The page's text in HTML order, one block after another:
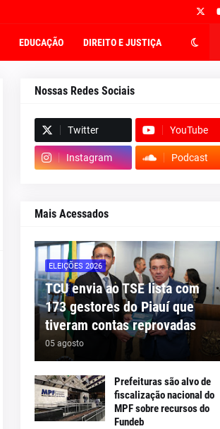
EDUCAÇÃO DIREITO E JUSTIÇA
Nossas Redes Sociais
Twitter YouTube
Instagram Podcast
Mais Acessados
ELEIÇÕES 2026
TCU envia ao TSE lista com
173 gestores do Piauí que
tiveram contas reprovadas
05 agosto
Prefeituras são alvo de
fiscalização nacional do
MPF sobre recursos do
Fundeb